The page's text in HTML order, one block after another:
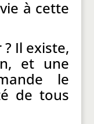
à cette
Il existe,
et une
le
de tous